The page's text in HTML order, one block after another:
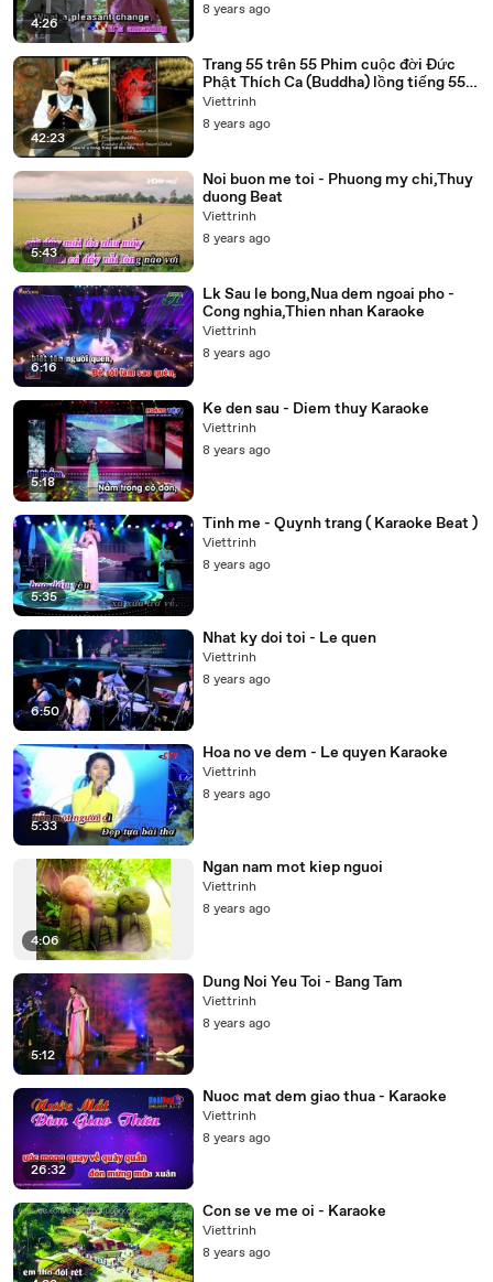
4:26
8 years ago
42:23
Trang 55 trên 55 Phim cuộc đời Đức
Phật Thích Ca (Buddha) lồng tiếng 55
tập trọn bộ
Viettrinh
8 years ago
5:43
Noi buon me toi - Phuong my chi,Thuy
duong Beat
Viettrinh
8 years ago
6:16
Lk Sau le bong,Nua dem ngoai pho -
Cong nghia,Thien nhan Karaoke
Viettrinh
8 years ago
5:18
Ke den sau - Diem thuy Karaoke
Viettrinh
8 years ago
5:35
Tinh me - Quynh trang ( Karaoke Beat )
Viettrinh
8 years ago
6:50
Nhat ky doi toi - Le quen
Viettrinh
8 years ago
5:33
Hoa no ve dem - Le quyen Karaoke
Viettrinh
8 years ago
4:06
Ngan nam mot kiep nguoi
Viettrinh
8 years ago
5:12
Dung Noi Yeu Toi - Bang Tam
Viettrinh
8 years ago
26:32
Nuoc mat dem giao thua - Karaoke
Viettrinh
8 years ago
Con se ve me oi - Karaoke
Viettrinh
8 years ago